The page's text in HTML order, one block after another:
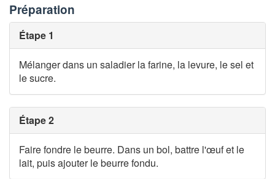
Préparation
Étape 1
Mélanger dans un saladier la farine, la levure, le sel et
le sucre.
Étape 2
Faire fondre le beurre. Dans un bol, battre l'œuf et le
lait, puis ajouter le beurre fondu.